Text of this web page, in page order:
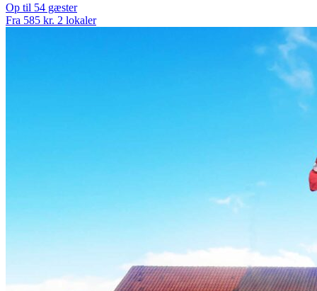
Op til 54 gæster
Fra 585 kr. 2 lokaler